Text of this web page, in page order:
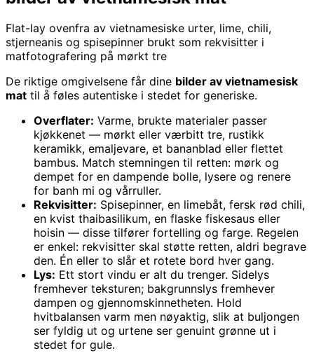
Flat-lay ovenfra av vietnamesiske urter, lime, chili,
stjerneanis og spisepinner brukt som rekvisitter i
matfotografering på mørkt tre
De riktige omgivelsene får dine bilder av vietnamesisk
mat til å føles autentiske i stedet for generiske.
Overflater: Varme, brukte materialer passer
kjøkkenet — mørkt eller værbitt tre, rustikk
keramikk, emaljevare, et bananblad eller flettet
bambus. Match stemningen til retten: mørk og
dempet for en dampende bolle, lysere og renere
for banh mi og vårruller.
Rekvisitter: Spisepinner, en limebåt, fersk rød chili,
en kvist thaibasilikum, en flaske fiskesaus eller
hoisin — disse tilfører fortelling og farge. Regelen
er enkel: rekvisitter skal støtte retten, aldri begrave
den. Én eller to slår et rotete bord hver gang.
Lys: Ett stort vindu er alt du trenger. Sidelys
fremhever teksturen; bakgrunnslys fremhever
dampen og gjennomskinnetheten. Hold
hvitbalansen varm men nøyaktig, slik at buljongen
ser fyldig ut og urtene ser genuint grønne ut i
stedet for gule.